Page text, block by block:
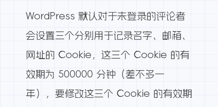
WordPress 默认对于未登录的评论者
会设置三个分别用于记录名字、邮箱、
网址的 Cookie，这三个 Cookie 的有
效期为 500000 分钟（差不多一
年），要修改这三个 Cookie 的有效期